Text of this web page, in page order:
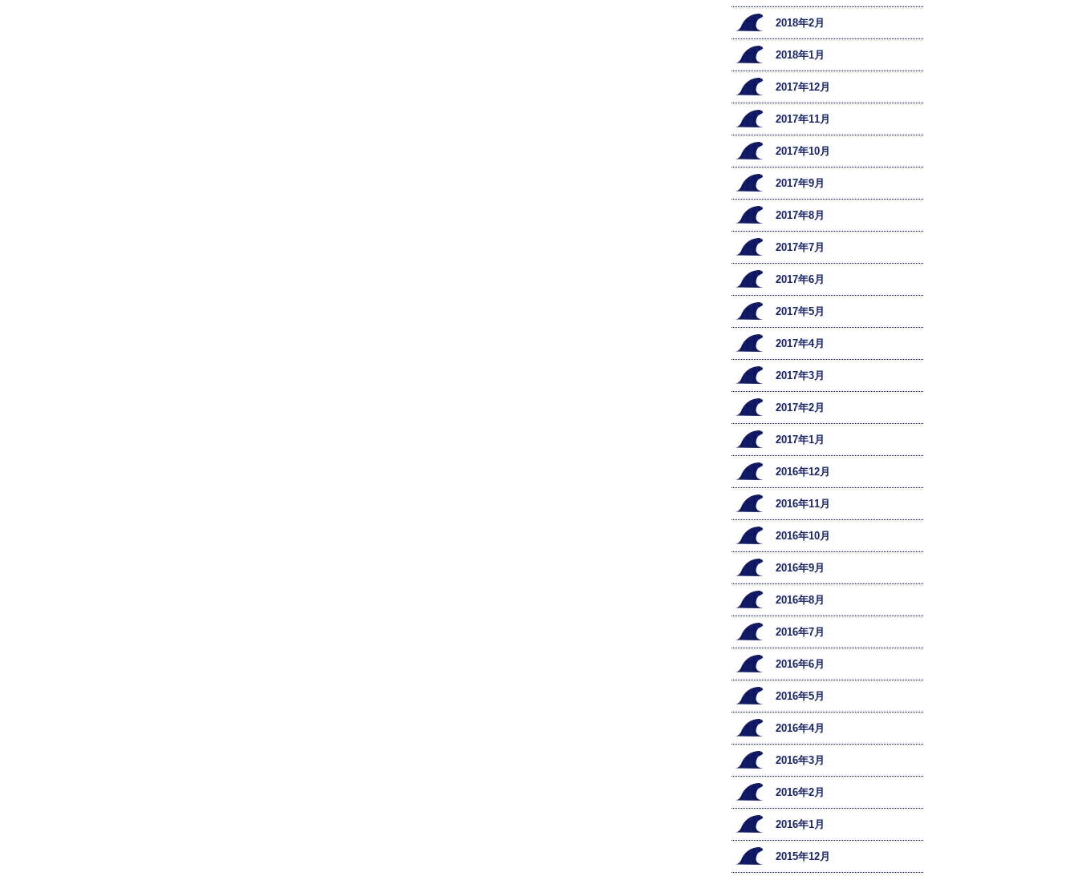
2018年2月
2018年1月
2017年12月
2017年11月
2017年10月
2017年9月
2017年8月
2017年7月
2017年6月
2017年5月
2017年4月
2017年3月
2017年2月
2017年1月
2016年12月
2016年11月
2016年10月
2016年9月
2016年8月
2016年7月
2016年6月
2016年5月
2016年4月
2016年3月
2016年2月
2016年1月
2015年12月